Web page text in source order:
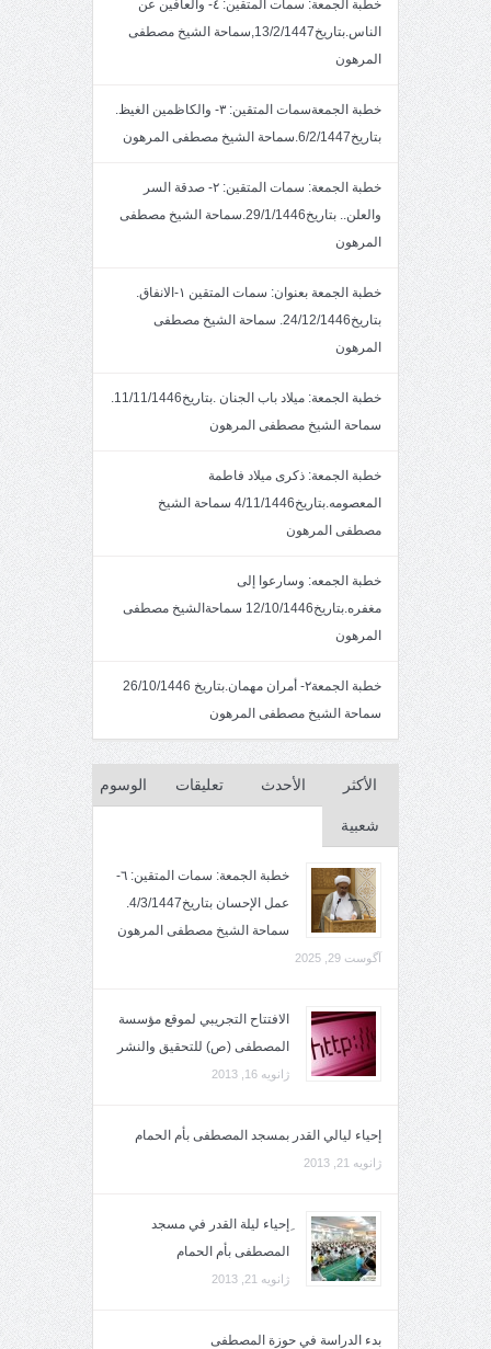
خطبة الجمعة: سمات المتقين: ٤- والعافين عن
الناس.بتاريخ13/2/1447,سماحة الشيخ مصطفى
المرهون
خطبة الجمعةسمات المتقين: ٣- والكاظمين الغيظ.
بتاريخ6/2/1447.سماحة الشيخ مصطفى المرهون
خطبة الجمعة: سمات المتقين: ٢- صدقة السر
والعلن.. بتاريخ29/1/1446.سماحة الشيخ مصطفى
المرهون
خطبة الجمعة بعنوان: سمات المتقين ١-الانفاق.
بتاريخ24/12/1446. سماحة الشيخ مصطفى
المرهون
خطبة الجمعة: ميلاد باب الجنان .بتاريخ11/11/1446.
سماحة الشيخ مصطفى المرهون
خطبة الجمعة: ذكرى ميلاد فاطمة
المعصومه.بتاريخ4/11/1446 سماحة الشيخ
مصطفى المرهون
خطبة الجمعه: وسارعوا إلى
مغفره.بتاريخ12/10/1446 سماحةالشيخ مصطفى
المرهون
خطبة الجمعة٢- أمران مهمان.بتاريخ 26/10/1446
سماحة الشيخ مصطفى المرهون
الأكثر
شعبية
الأحدث تعليقات الوسوم
خطبة الجمعة: سمات المتقين: ٦-
عمل الإحسان بتاريخ4/3/1447.
سماحة الشيخ مصطفى المرهون
آگوست 29, 2025
الافتتاح التجريبي لموقع مؤسسة
المصطفى (ص) للتحقيق والنشر
ژانویه 16, 2013
إحياء ليالي القدر بمسجد المصطفى بأم الحمام
ژانویه 21, 2013
ِإحياء ليلة القدر في مسجد
المصطفى بأم الحمام
ژانویه 21, 2013
بدء الدراسة في حوزة المصطفى